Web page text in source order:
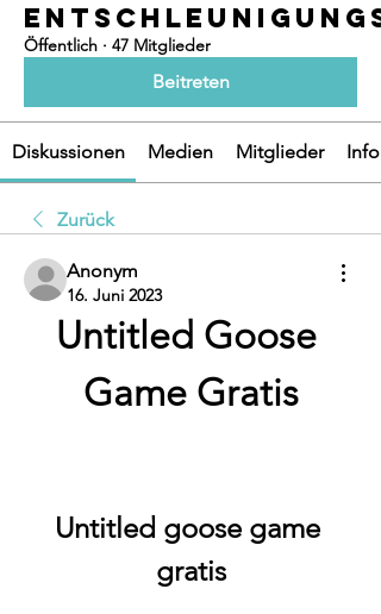
Öffentlich · 47 Mitglieder
Beitreten
Diskussionen Medien Mitglieder Info
Zurück
Anonym
16. Juni 2023
Untitled Goose
Game Gratis
Untitled goose game
gratis